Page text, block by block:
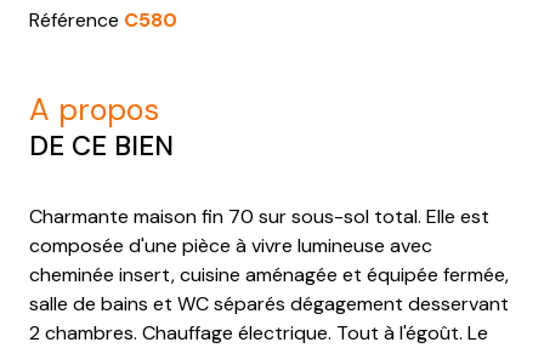
Référence C580
a propos
DE CE BIEN
Charmante maison fin 70 sur sous-sol total. Elle est
composée d'une pièce à vivre lumineuse avec
cheminée insert, cuisine aménagée et équipée fermée,
salle de bains et WC séparés dégagement desservant
2 chambres. Chauffage électrique. Tout à l'égoût. Le